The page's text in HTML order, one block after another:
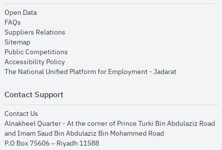
Open Dataopens in new window
FAQs
Suppliers Relations
Sitemapopens in new window
Public Competitions
Accessibility Policyopens in new window
The National Unified Platform for Employment - Jadaratopens in new
Contact Support
Contact Us
Alnakheel Quarter - At the corner of Prince Turki Bin Abdulaziz Road
and Imam Saud Bin Abdulaziz Bin Mohammed Road​
P.O Box 75606 – Riyadh 11588